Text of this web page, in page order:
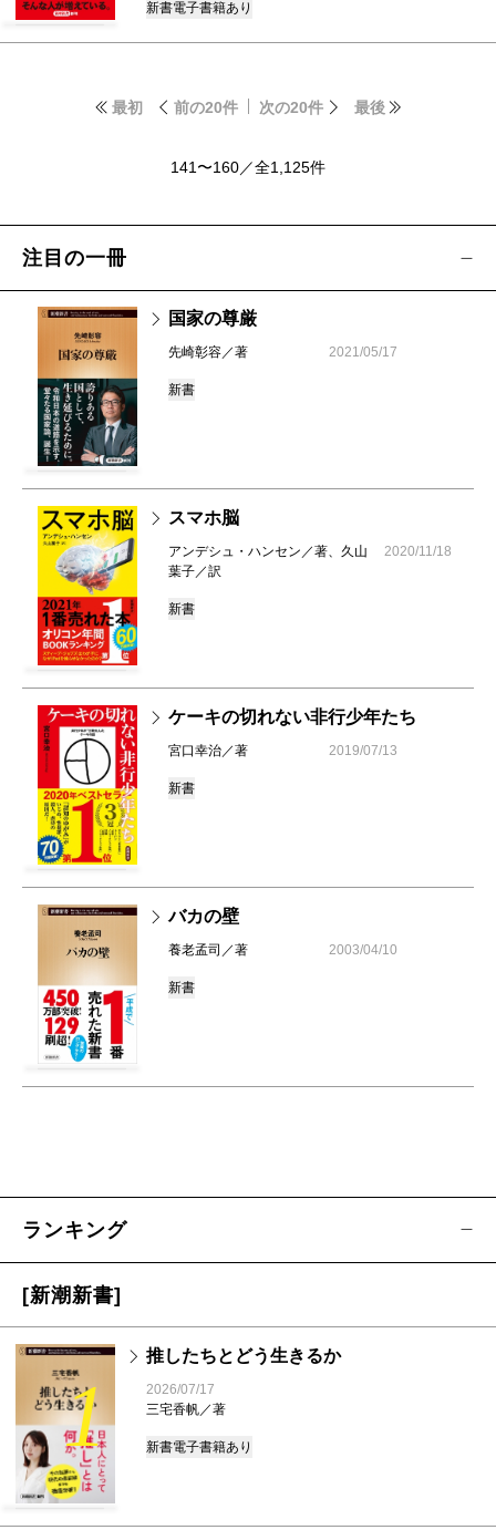
新書電子書籍あり
最初 前の20件 次の20件 最後
141〜160／全1,125件
注目の一冊
国家の尊厳
先崎彰容／著 2021/05/17
新書
スマホ脳
アンデシュ・ハンセン／著、久山
葉子／訳
2020/11/18
新書
ケーキの切れない非行少年たち
宮口幸治／著 2019/07/13
新書
バカの壁
養老孟司／著 2003/04/10
新書
ランキング
[新潮新書]
1
推したちとどう生きるか
2026/07/17
三宅香帆／著
新書電子書籍あり